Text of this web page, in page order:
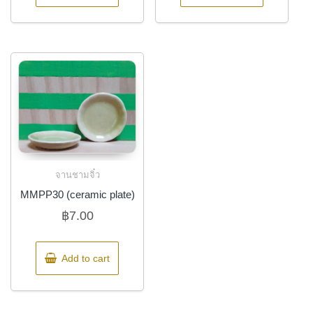
จานชามจิ๋ว
MMPP30 (ceramic plate)
฿7.00
Add to cart